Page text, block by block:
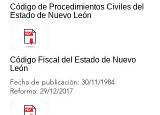
Código de Procedimientos Civiles del
Estado de Nuevo León
Código Fiscal del Estado de Nuevo
León
Fecha de publicación: 30/11/1984
Reforma: 29/12/2017